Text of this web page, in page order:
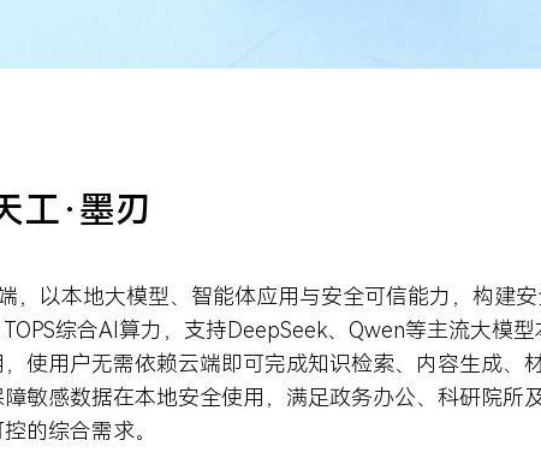
工·墨刃
以本地大模型、智能体应用与安全可信能力，构建
综合AI算力，支持DeepSeek、Qwen等主流大模型
使用户无需依赖云端即可完成知识检索、内容生成、
敏感数据在本地安全使用，满足政务办公、科研院所
的综合需求。